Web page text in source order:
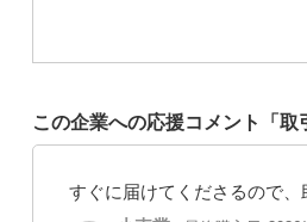
この企業への応援コメント「取
すぐに届けてくださるので、